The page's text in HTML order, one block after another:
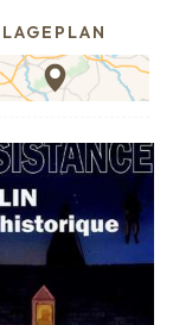
LAGEPLAN